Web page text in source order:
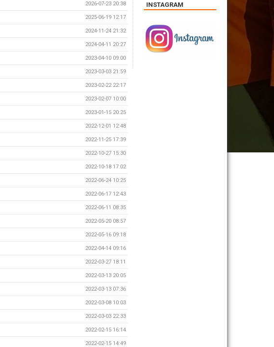
2026-07-23 20:38
2025-06-19 12:17
2024-11-24 21:32
2024-04-11 20:27
2023-04-10 09:00
2023-03-03 21:59
2023-02-22 22:17
2023-02-07 10:00
2023-01-15 20:25
2022-12-01 12:48
2022-11-25 17:39
2022-10-27 15:30
2022-10-18 17:02
2022-06-24 10:25
2022-06-17 12:43
2022-06-11 08:35
2022-05-20 08:57
2022-05-16 09:18
2022-04-14 09:16
2022-03-27 18:11
2022-03-13 20:05
2022-03-13 07:36
2022-03-08 10:03
2022-03-03 22:33
2022-02-15 16:14
2022-02-15 14:49
INSTAGRAM